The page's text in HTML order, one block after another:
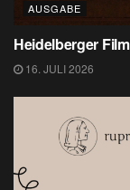
AUSGABE
Heidelberger
16. JULI 2026